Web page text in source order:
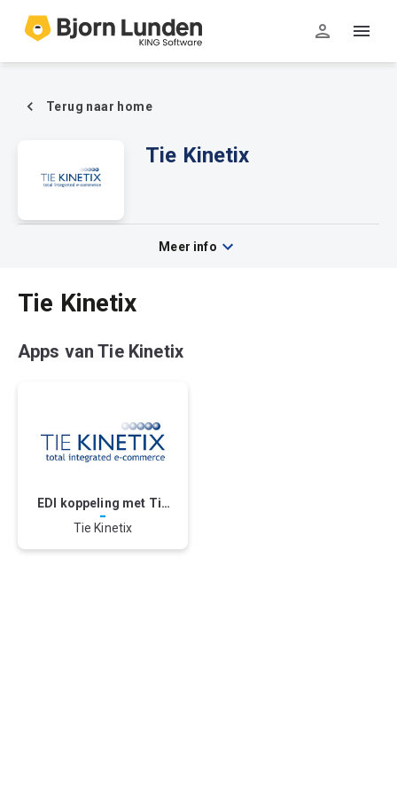
Terug naar home
Tie Kinetix
Meer info
Tie Kinetix
Apps van Tie Kinetix
EDI koppeling met Tie
Kinetix
-
Tie Kinetix